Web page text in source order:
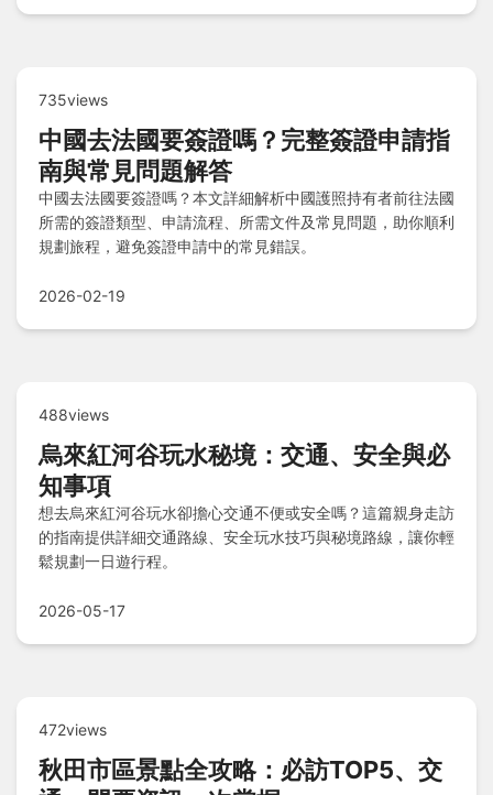
735views
中國去法國要簽證嗎？完整簽證申請指
南與常見問題解答
中國去法國要簽證嗎？本文詳細解析中國護照持有者前往法國
所需的簽證類型、申請流程、所需文件及常見問題，助你順利
規劃旅程，避免簽證申請中的常見錯誤。
2026-02-19
488views
烏來紅河谷玩水秘境：交通、安全與必
知事項
想去烏來紅河谷玩水卻擔心交通不便或安全嗎？這篇親身走訪
的指南提供詳細交通路線、安全玩水技巧與秘境路線，讓你輕
鬆規劃一日遊行程。
2026-05-17
472views
秋田市區景點全攻略：必訪TOP5、交